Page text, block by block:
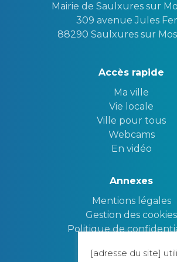
Mairie de Saulxures sur
309 avenue Jules
88290 Saulxures sur
Accès rapide
Ma ville
Vie locale
Ville pour tous
Webcams
En vidéo
Annexes
Mentions légales
Gestion des cookies
Politique de
[adresse du site]